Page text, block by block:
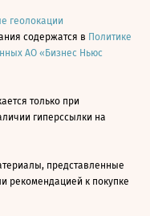
геолокации
содержатся в Политике
АО «Бизнес Ньюс
только при
гиперссылки на
представленные
рекомендацией к покупке